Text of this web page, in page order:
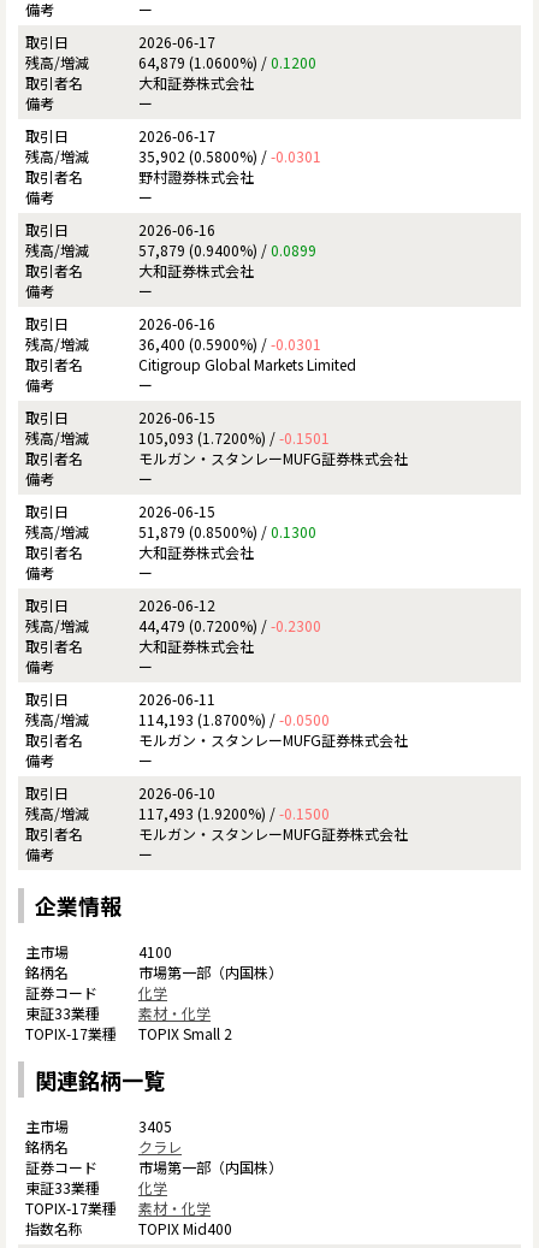
ー
2026-06-17
64,879 (1.0600%) /0.1200
大和証券株式会社
ー
2026-06-17
35,902 (0.5800%) /-0.0301
野村證券株式会社
ー
2026-06-16
57,879 (0.9400%) /0.0899
大和証券株式会社
ー
2026-06-16
36,400 (0.5900%) /-0.0301
Citigroup Global Markets Limited
ー
2026-06-15
105,093 (1.7200%) /-0.1501
モルガン・スタンレーMUFG証券株式会社
ー
2026-06-15
51,879 (0.8500%) /0.1300
大和証券株式会社
ー
2026-06-12
44,479 (0.7200%) /-0.2300
大和証券株式会社
ー
2026-06-11
114,193 (1.8700%) /-0.0500
モルガン・スタンレーMUFG証券株式会社
ー
2026-06-10
117,493 (1.9200%) /-0.1500
モルガン・スタンレーMUFG証券株式会社
ー
企業情報
4100
市場第一部（内国株）
化学
素材・化学
TOPIX Small 2
関連銘柄一覧
3405
クラレ
市場第一部（内国株）
化学
素材・化学
TOPIX Mid400